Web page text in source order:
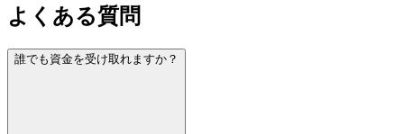
よくある質問
誰でも資金を受け取れますか？